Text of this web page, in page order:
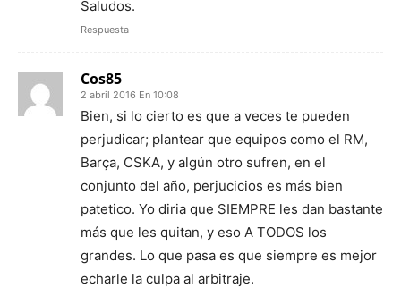
Saludos.
Respuesta
Cos85
2 abril 2016 En 10:08
Bien, si lo cierto es que a veces te pueden
perjudicar; plantear que equipos como el RM,
Barça, CSKA, y algún otro sufren, en el
conjunto del año, perjucicios es más bien
patetico. Yo diria que SIEMPRE les dan bastante
más que les quitan, y eso A TODOS los
grandes. Lo que pasa es que siempre es mejor
echarle la culpa al arbitraje.